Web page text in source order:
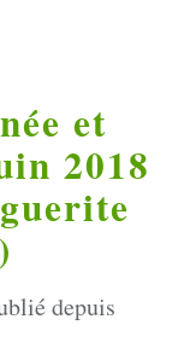
et
2018
depuis